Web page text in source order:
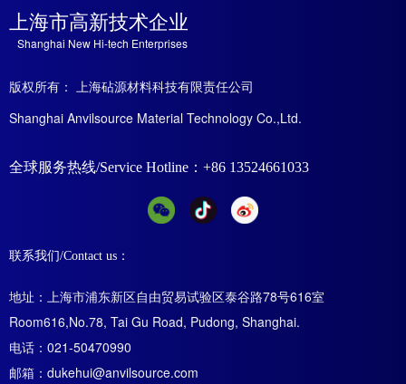
上海市高新技术企业
Shanghai New Hi-tech Enterprises
版权所有： 上海砧源材料科技有限责任公司
Shanghai Anvilsource Material Technology Co.,Ltd.
全球服务热线/Service Hotline：+86 13524661033
联系我们/Contact us：
地址：上海市浦东新区自由贸易试验区泰谷路78号616室
Room616,No.78, Tai Gu Road, Pudong, Shanghai.
电话：021-50470990
邮箱：dukehui@anvilsource.com